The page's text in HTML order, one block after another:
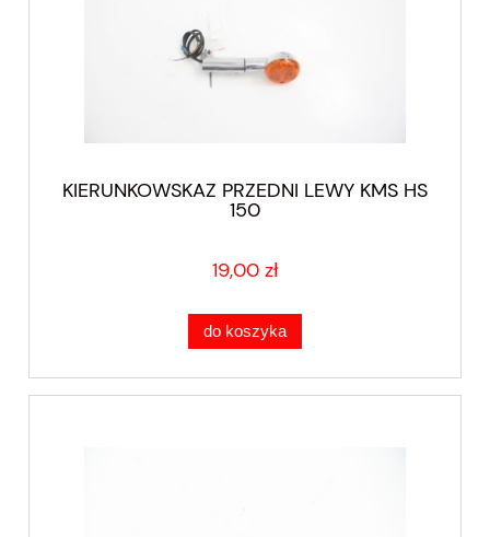
KIERUNKOWSKAZ PRZEDNI LEWY KMS HS
150
19,00 zł
do koszyka